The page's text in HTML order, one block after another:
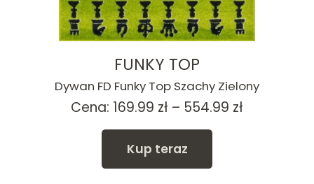
FUNKY TOP
Dywan FD Funky Top Szachy Zielony
Cena: 169.99 zł – 554.99 zł
Kup teraz